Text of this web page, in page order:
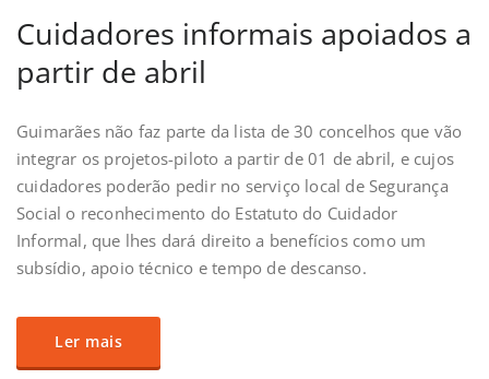
Cuidadores informais apoiados a
partir de abril
Guimarães não faz parte da lista de 30 concelhos que vão
integrar os projetos-piloto a partir de 01 de abril, e cujos
cuidadores poderão pedir no serviço local de Segurança
Social o reconhecimento do Estatuto do Cuidador
Informal, que lhes dará direito a benefícios como um
subsídio, apoio técnico e tempo de descanso.
Ler mais